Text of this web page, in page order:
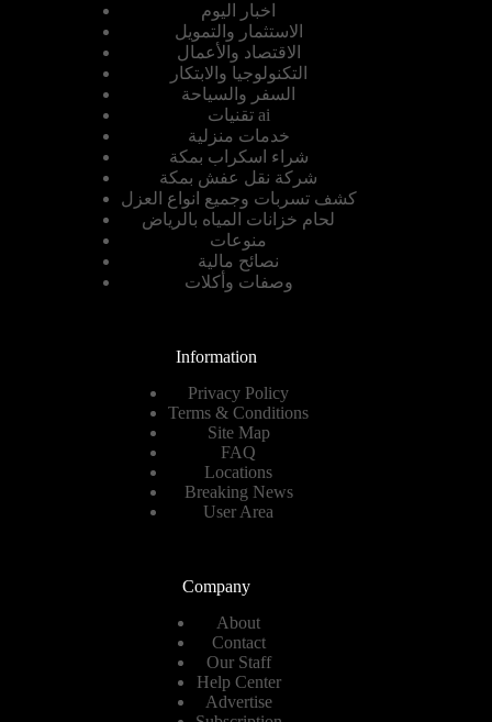
اخبار اليوم
الاستثمار والتمويل
الاقتصاد والأعمال
التكنولوجيا والابتكار
السفر والسياحة
تقنيات ai
خدمات منزلية
شراء اسكراب بمكة
شركة نقل عفش بمكة
كشف تسربات وجميع انواع العزل
لحام خزانات المياه بالرياض
منوعات
نصائح مالية
وصفات وأكلات
Information
Privacy Policy
Terms & Conditions
Site Map
FAQ
Locations
Breaking News
User Area
Company
About
Contact
Our Staff
Help Center
Advertise